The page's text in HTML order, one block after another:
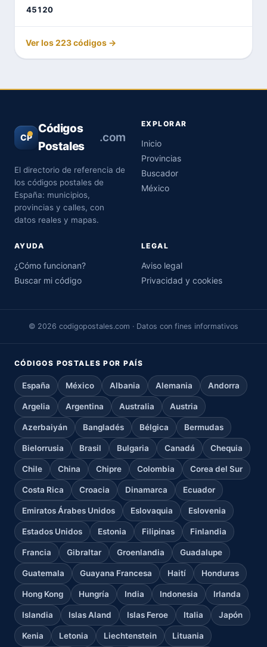
45120
Ver los 223 códigos →
CP
Códigos
Postales
.com
El directorio de referencia de
los códigos postales de
España: municipios,
provincias y calles, con
datos reales y mapas.
EXPLORAR
Inicio
Provincias
Buscador
México
AYUDA
¿Cómo funcionan?
Buscar mi código
LEGAL
Aviso legal
Privacidad y cookies
© 2026 codigopostales.com · Datos con fines informativos
CÓDIGOS POSTALES POR PAÍS
España México Albania Alemania Andorra
Argelia Argentina Australia Austria
Azerbaiyán Bangladés Bélgica Bermudas
Bielorrusia Brasil Bulgaria Canadá Chequia
Chile China Chipre Colombia Corea del Sur
Costa Rica Croacia Dinamarca Ecuador
Emiratos Árabes Unidos Eslovaquia Eslovenia
Estados Unidos Estonia Filipinas Finlandia
Francia Gibraltar Groenlandia Guadalupe
Guatemala Guayana Francesa Haití Honduras
Hong Kong Hungría India Indonesia Irlanda
Islandia Islas Aland Islas Feroe Italia Japón
Kenia Letonia Liechtenstein Lituania